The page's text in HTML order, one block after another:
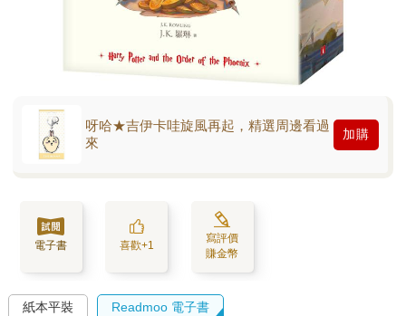
呀哈★吉伊卡哇旋風再起，精選周邊看過
來
加購
電子書 喜歡+1
寫評價
賺金幣
紙本平裝 Readmoo 電子書